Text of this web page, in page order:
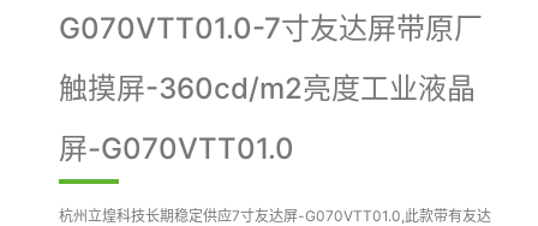
G070VTT01.0-7寸友达屏带原厂
触摸屏-360cd/m2亮度工业液晶
屏-G070VTT01.0
杭州立煌科技长期稳定供应7寸友达屏-G070VTT01.0,此款带有友达